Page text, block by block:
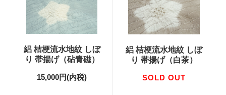
絽 桔梗流水地紋 しぼ
り 帯揚げ（砧青磁）
15,000円(内税)
絽 桔梗流水地紋 しぼ
り 帯揚げ（白茶）
SOLD OUT